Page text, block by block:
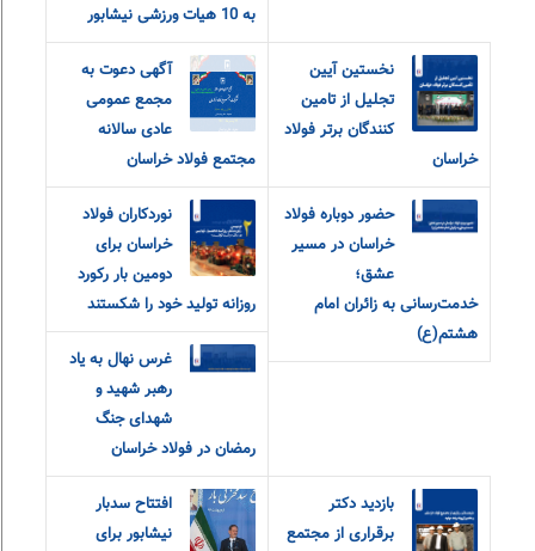
به 10 هیات ورزشی نیشابور
نخستین آیین
تجلیل از تامین
کنندگان برتر فولاد
خراسان
آگهی دعوت به
مجمع عمومی
عادی سالانه
مجتمع فولاد خراسان
حضور دوباره فولاد
خراسان در مسیر
عشق؛
خدمت‌رسانی به زائران امام
هشتم(ع)
نوردکاران فولاد
خراسان برای
دومین بار رکورد
روزانه تولید خود را شکستند
غرس نهال به یاد
رهبر شهید و
شهدای جنگ
رمضان در فولاد خراسان
بازدید دکتر
برقراری از مجتمع
افتتاح سدبار
نیشابور برای